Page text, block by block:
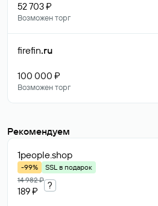
52 703 ₽
Возможен торг
firefin.ru
100 000 ₽
Возможен торг
Рекомендуем
1people.shop
-99%
SSL в подарок
14 982 ₽
189 ₽
?